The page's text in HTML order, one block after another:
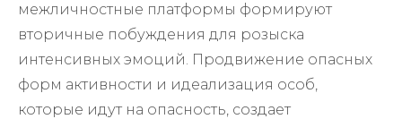
межличностные платформы формируют
вторичные побуждения для розыска
интенсивных эмоций. Продвижение опасных
форм активности и идеализация особ,
которые идут на опасность, создает